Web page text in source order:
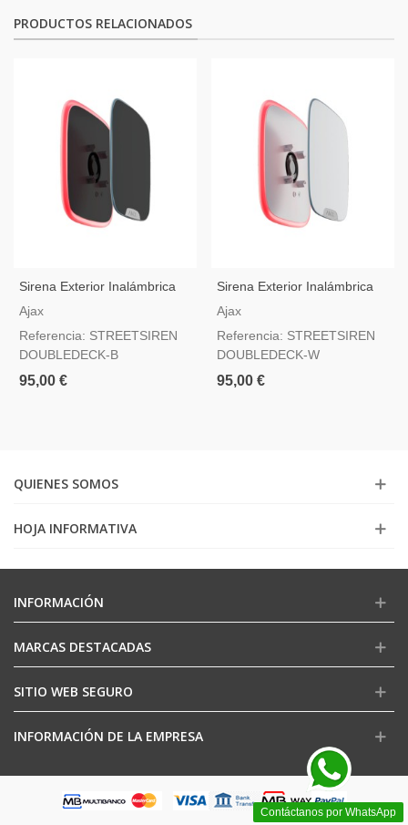
PRODUCTOS RELACIONADOS
Sirena Exterior Inalámbrica
Negra Con Tapa
StreetSiren DoubleDeck
Ajax
Referencia: STREETSIREN
DOUBLEDECK-B
95,00 €
Sirena Exterior Inalámbrica
Blanca Con Tapa
StreetSiren DoubleDeck
Ajax
Referencia: STREETSIREN
DOUBLEDECK-W
95,00 €
QUIENES SOMOS
HOJA INFORMATIVA
Contáctanos por WhatsApp
INFORMACIÓN
MARCAS DESTACADAS
SITIO WEB SEGURO
INFORMACIÓN DE LA EMPRESA